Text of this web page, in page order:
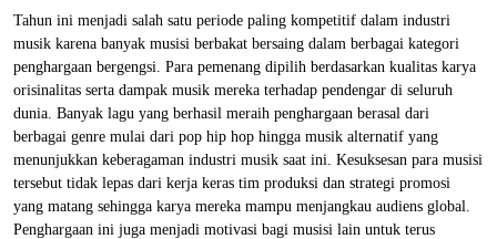
Tahun ini menjadi salah satu periode paling kompetitif dalam industri
musik karena banyak musisi berbakat bersaing dalam berbagai kategori
penghargaan bergengsi. Para pemenang dipilih berdasarkan kualitas karya
orisinalitas serta dampak musik mereka terhadap pendengar di seluruh
dunia. Banyak lagu yang berhasil meraih penghargaan berasal dari
berbagai genre mulai dari pop hip hop hingga musik alternatif yang
menunjukkan keberagaman industri musik saat ini. Kesuksesan para musisi
tersebut tidak lepas dari kerja keras tim produksi dan strategi promosi
yang matang sehingga karya mereka mampu menjangkau audiens global.
Penghargaan ini juga menjadi motivasi bagi musisi lain untuk terus